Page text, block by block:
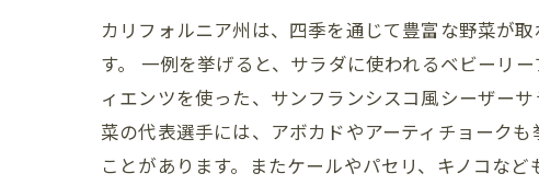
カリフォルニア州は、四季を通じて豊富な野菜が
す。 一例を挙げると、サラダに使われるベビーリ
ィエンツを使った、サンフランシスコ風シーザー
菜の代表選手には、アボカドやアーティチョーク
ことがあります。またケールやパセリ、キノコな